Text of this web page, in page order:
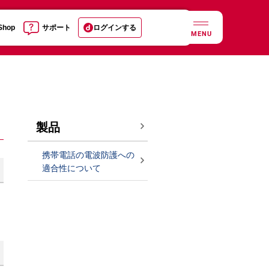
サポート ログインする
MENU
製品
携帯電話の電波防護への
適合性について